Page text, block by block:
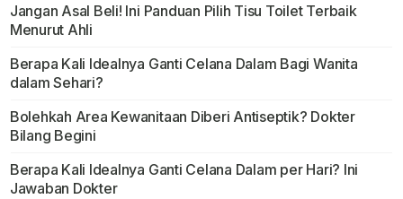
Jangan Asal Beli! Ini Panduan Pilih Tisu Toilet Terbaik
Menurut Ahli
Berapa Kali Idealnya Ganti Celana Dalam Bagi Wanita
dalam Sehari?
Bolehkah Area Kewanitaan Diberi Antiseptik? Dokter
Bilang Begini
Berapa Kali Idealnya Ganti Celana Dalam per Hari? Ini
Jawaban Dokter